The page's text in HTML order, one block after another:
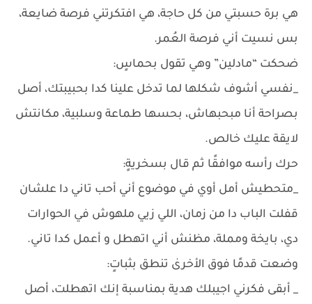
هي برة حسبتي من كل حاجة، هي افتكرتني فرصة ضايعة،
بس نسيت أني فرصة العُمر.
ضحكت “مادلين” وهي تقول بحماسٍ:
_نفسي أشوف شكلها لما تدخل علينا كدا بحبيبتك، أصل
بصراحة أنا مبحبهاش، بحسها طماعة وسلبية، مكانتش
لايقة عليك خالص.
حرك رأسه موافقًا ثم قال بسخريةٍ:
_متحطيش أمل أوي في موضوع أني أحب تاني دا علشان
قفلت الباب دا من زمان، اللي زيي ملهوش في الحوارات
دي، بايخة ومملة، مظنش أني اتهطل و أعمل كدا تاني.
وضعت قدمًا فوق الأخرىٰ تنطق بثباتٍ:
_ أبقى فكرني اجيبلك هدية بمناسبة إنك اتهطلت، أصل